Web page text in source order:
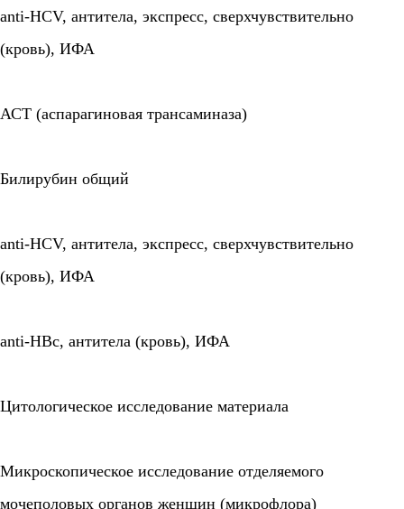
anti-HCV, антитела, экспресс, сверхчувствительно
(кровь), ИФА
АСТ (аспарагиновая трансаминаза)
Билирубин общий
anti-HCV, антитела, экспресс, сверхчувствительно
(кровь), ИФА
anti-HBc, антитела (кровь), ИФА
Цитологическое исследование материала
Микроскопическое исследование отделяемого
мочеполовых органов женщин (микрофлора)